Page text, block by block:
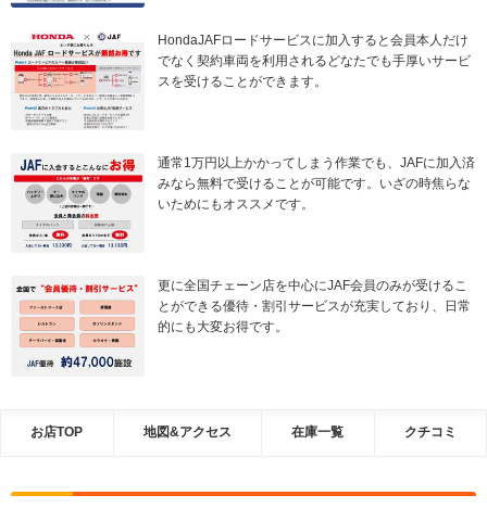
HondaJAFロードサービスに加入すると会員本人だけ
でなく契約車両を利用されるどなたでも手厚いサービ
スを受けることができます。
通常1万円以上かかってしまう作業でも、JAFに加入済
みなら無料で受けることが可能です。いざの時焦らな
いためにもオススメです。
更に全国チェーン店を中心にJAF会員のみが受けるこ
とができる優待・割引サービスが充実しており、日常
的にも大変お得です。
お店TOP 地図&アクセス 在庫一覧 クチコミ